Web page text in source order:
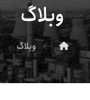
وبلاگ
وبلاگ